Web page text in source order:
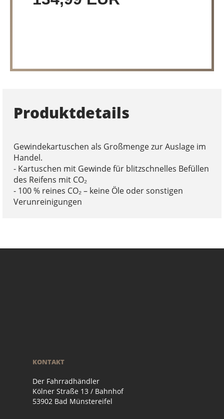
Produktdetails
Gewindekartuschen als Großmenge zur Auslage im
Handel.
- Kartuschen mit Gewinde für blitzschnelles Befüllen
des Reifens mit CO₂
- 100 % reines CO₂ – keine Öle oder sonstigen
Verunreinigungen
KONTAKT
Der Fahrradhändler
Kölner Straße 13 / Bahnhof
53902 Bad Münstereifel